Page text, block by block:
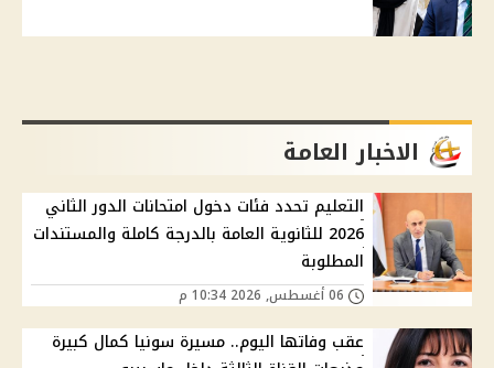
الاخبار العامة
التعليم تحدد فئات دخول امتحانات الدور الثاني
2026 للثانوية العامة بالدرجة كاملة والمستندات
المطلوبة
عقب وفاتها اليوم.. مسيرة سونيا كمال كبيرة